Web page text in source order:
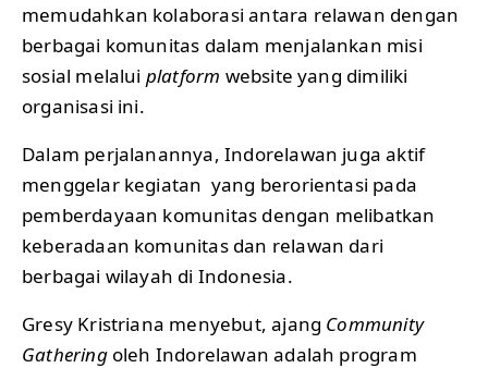
memudahkan kolaborasi antara relawan dengan
berbagai komunitas dalam menjalankan misi
sosial melalui platform website yang dimiliki
organisasi ini.
Dalam perjalanannya, Indorelawan juga aktif
menggelar kegiatan yang berorientasi pada
pemberdayaan komunitas dengan melibatkan
keberadaan komunitas dan relawan dari
berbagai wilayah di Indonesia.
Gresy Kristriana menyebut, ajang Community
Gatheringoleh Indorelawan adalah program